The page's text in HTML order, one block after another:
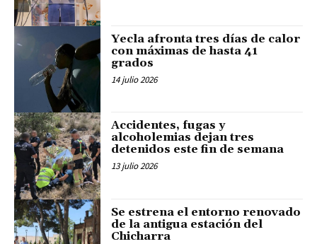
Yecla afronta tres días de calor
con máximas de hasta 41
grados
14 julio 2026
Accidentes, fugas y
alcoholemias dejan tres
detenidos este fin de semana
13 julio 2026
Se estrena el entorno renovado
de la antigua estación del
Chicharra